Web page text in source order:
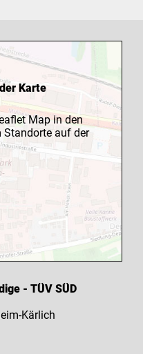
Karte
Map in den
Standorte auf der
- TÜV SÜD
Kärlich